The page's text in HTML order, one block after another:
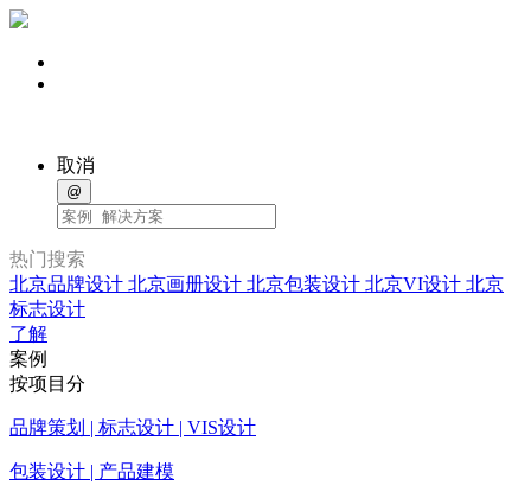
取消
@
热门搜索
北京品牌设计 北京画册设计 北京包装设计 北京VI设计 北京
标志设计
了解
案例
按项目分
品牌策划 | 标志设计 | VIS设计
包装设计 | 产品建模